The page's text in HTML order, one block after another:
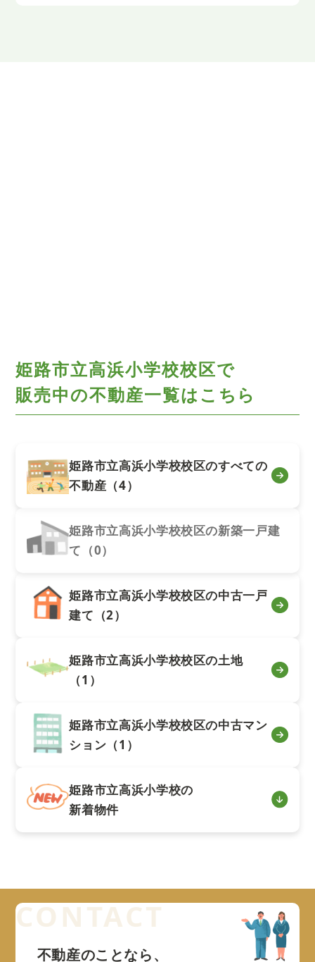
姫路市立高浜小学校校区で
販売中の不動産一覧はこちら
姫路市立高浜小学校校区のすべての
不動産（4）
姫路市立高浜小学校校区の新築一戸建
て（0）
姫路市立高浜小学校校区の中古一戸
建て（2）
姫路市立高浜小学校校区の土地
（1）
姫路市立高浜小学校校区の中古マン
ション（1）
姫路市立高浜小学校の
新着物件
不動産のことなら、